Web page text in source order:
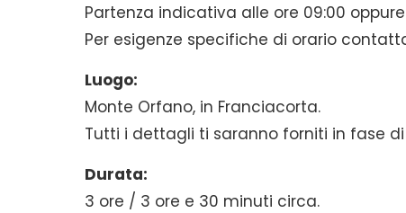
Partenza indicativa alle ore 09:00 oppure
Per esigenze specifiche di orario
Luogo:
Monte Orfano, in Franciacorta.
Tutti i dettagli ti saranno forniti in fase
Durata:
3 ore / 3 ore e 30 minuti circa.